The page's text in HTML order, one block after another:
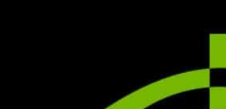
Jetson
屬橡樹嶺國家實驗室的超級電腦